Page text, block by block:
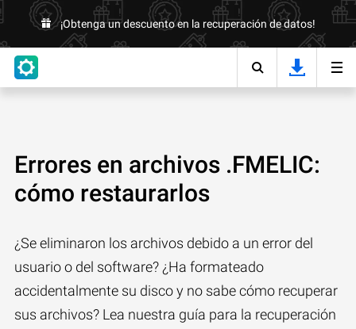
¡Obtenga un descuento en la recuperación de datos!
Errores en archivos .FMELIC:
cómo restaurarlos
¿Se eliminaron los archivos debido a un error del
usuario o del software? ¿Ha formateado
accidentalmente su disco y no sabe cómo recuperar
sus archivos? Lea nuestra guía para la recuperación